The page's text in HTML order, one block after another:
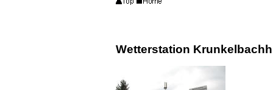
Wetterstation